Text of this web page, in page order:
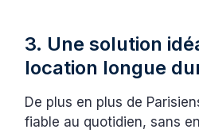
3. Une solution
location longue
De plus en plus de
fiable au quotidien, sans